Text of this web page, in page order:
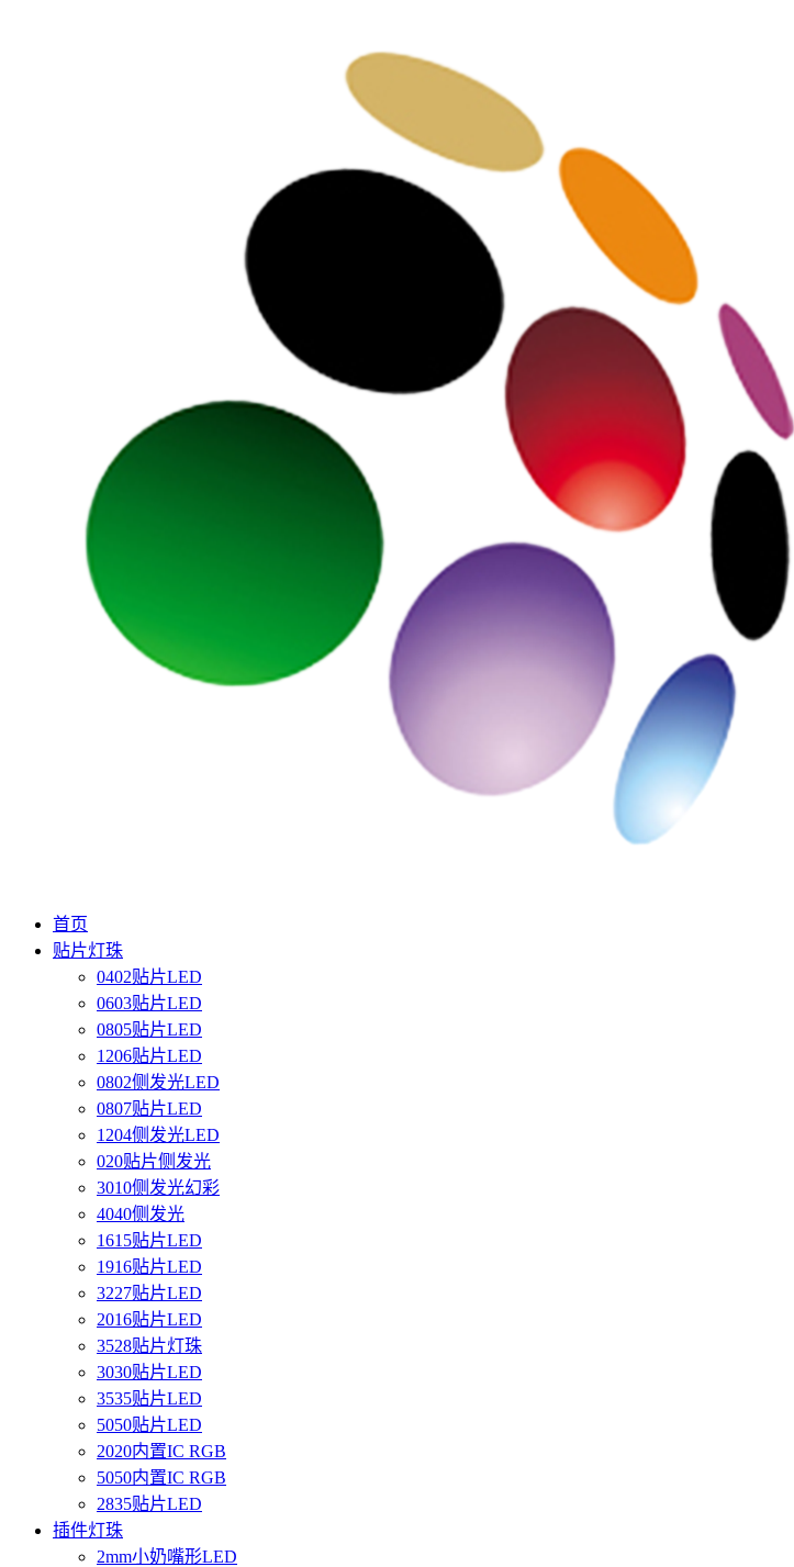
首页
贴片灯珠
0402贴片LED
0603贴片LED
0805贴片LED
1206贴片LED
0802侧发光LED
0807贴片LED
1204侧发光LED
020贴片侧发光
3010侧发光幻彩
4040侧发光
1615贴片LED
1916贴片LED
3227贴片LED
2016贴片LED
3528贴片灯珠
3030贴片LED
3535贴片LED
5050贴片LED
2020内置IC RGB
5050内置IC RGB
2835贴片LED
插件灯珠
2mm小奶嘴形LED